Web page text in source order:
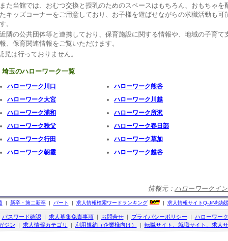
また当館では、おむつ交換と授乳のためのスペースはもちろん、おもちゃを
たキッズコーナーをご用意しており、お子様を遊ばせながらの求職活動も可
す。
近隣の公共団体等と連携しており、保育施設に関する情報や、地域の子育て
報、保育関連情報をご覧いただけます。
児は行っておりません。
埼玉のハローワーク一覧
ハローワーク川口
ハローワーク熊谷
ハローワーク大宮
ハローワーク川越
ハローワーク浦和
ハローワーク所沢
ハローワーク秩父
ハローワーク春日部
ハローワーク行田
ハローワーク草加
ハローワーク朝霞
ハローワーク越谷
情報元： ハローワークイ
| 新卒・第二新卒| パート | 求人情報検索ワードランキング | 求人情報サイトQ-JiN地域
パスワード確認| 求人募集免責事項| お問合せ| プライバシーポリシー | ハローワー
ジン | 求人情報カテゴリ | 利用規約（企業様向け） | 転職サイト、就職サイト、求人